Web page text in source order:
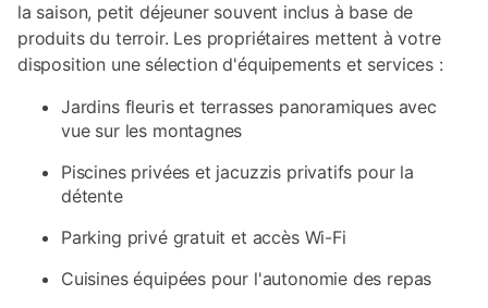
la saison, petit déjeuner souvent inclus à base de
produits du terroir. Les propriétaires mettent à votre
disposition une sélection d'équipements et services :
Jardins fleuris et terrasses panoramiques avec
vue sur les montagnes
Piscines privées et jacuzzis privatifs pour la
détente
Parking privé gratuit et accès Wi-Fi
Cuisines équipées pour l'autonomie des repas